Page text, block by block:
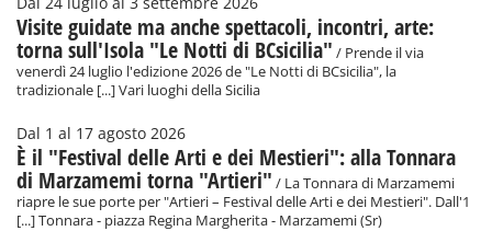
Visite guidate ma anche spettacoli, incontri, arte:
torna sull'Isola "Le Notti di BCsicilia" / Prende il via
venerdì 24 luglio l'edizione 2026 de "Le Notti di BCsicilia", la
tradizionale [...] Vari luoghi della Sicilia
Dal 1 al 17 agosto 2026
È il "Festival delle Arti e dei Mestieri": alla Tonnara
di Marzamemi torna "Artieri" / La Tonnara di Marzamemi
riapre le sue porte per "Artieri – Festival delle Arti e dei Mestieri". Dall'1
[...] Tonnara - piazza Regina Margherita - Marzamemi (Sr)